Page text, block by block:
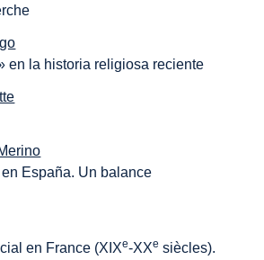
en la historia religiosa reciente
España. Un balance
en France (XIXe-XXe siècles).